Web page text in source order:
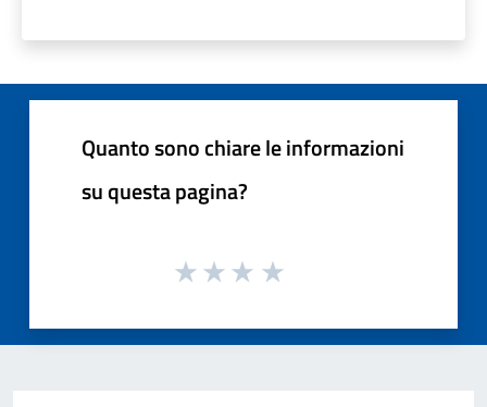
Quanto sono chiare le informazioni
su questa pagina?